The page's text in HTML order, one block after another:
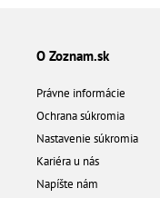
O Zoznam.sk
Právne informácie
Ochrana súkromia
Nastavenie súkromia
Kariéra u nás
Napíšte nám